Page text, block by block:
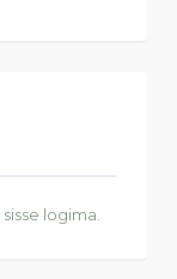
sisse logima